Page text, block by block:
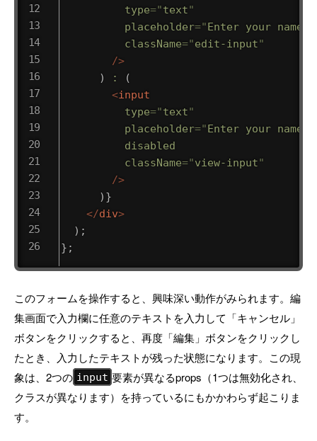
type="text"
placeholder="Enter your name
className="edit-input"
/>
)
:
(
<input
type="text"
placeholder="Enter your name
disabled
className="view-input"
/>
) }
</div>
) ;
} ;
このフォームを操作すると、興味深い動作がみられます。編
集画面で入力欄に任意のテキストを入力して「キャンセル」
ボタンをクリックすると、再度「編集」ボタンをクリックし
たとき、入力したテキストが残った状態になります。この現
象は、2つの input 要素が異なるprops（1つは無効化され、
クラスが異なります）を持っているにもかかわらず起こりま
す。